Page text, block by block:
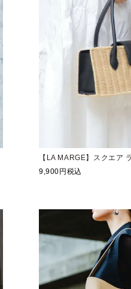
【LA MARGE】スクエア
9,900 税込